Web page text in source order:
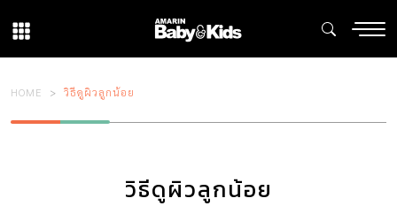
HOME วิธีดูผิวลูกน้อย
วิธีดูผิวลูกน้อย